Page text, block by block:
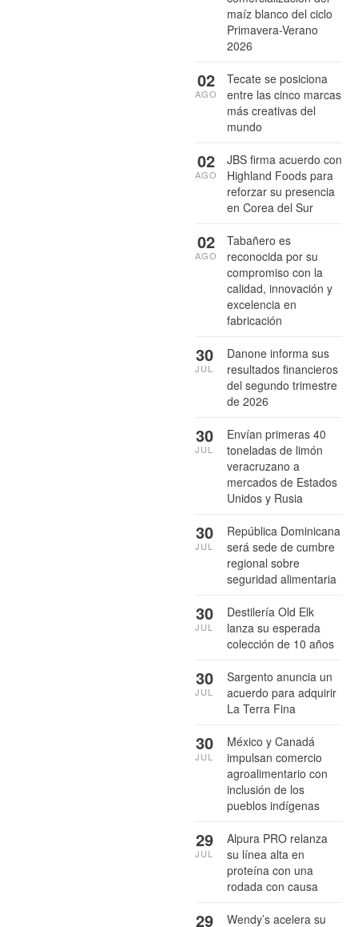
maíz blanco del ciclo
Primavera-Verano
2026
Tecate se posiciona
entre las cinco marcas
más creativas del
mundo
02
AGO
JBS firma acuerdo con
Highland Foods para
reforzar su presencia
en Corea del Sur
02
AGO
Tabañero es
reconocida por su
compromiso con la
calidad, innovación y
excelencia en
fabricación
02
AGO
Danone informa sus
resultados financieros
del segundo trimestre
de 2026
30
JUL
Envían primeras 40
toneladas de limón
veracruzano a
mercados de Estados
Unidos y Rusia
30
JUL
República Dominicana
será sede de cumbre
regional sobre
seguridad alimentaria
30
JUL
Destilería Old Elk
lanza su esperada
colección de 10 años
30
JUL
Sargento anuncia un
acuerdo para adquirir
La Terra Fina
30
JUL
México y Canadá
impulsan comercio
agroalimentario con
inclusión de los
pueblos indígenas
30
JUL
Alpura PRO relanza
su línea alta en
proteína con una
rodada con causa
29
JUL
Wendy’s acelera su
29